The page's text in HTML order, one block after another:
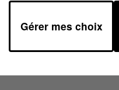
Gérer mes choix